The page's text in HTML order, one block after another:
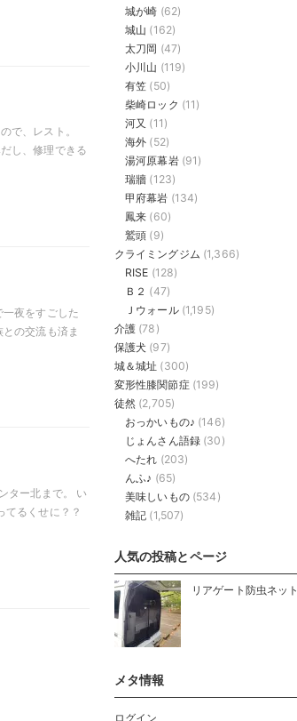
で、レスト。
し、修理できる
夜をすごした
の交流も済ま
ター北まで。 い
るくせに？？
城が崎 (62)
城山 (162)
太刀岡 (47)
小川山 (119)
有笠 (50)
柴崎ロック (11)
河又 (11)
海外 (52)
湯河原幕岩(91)
瑞牆 (123)
甲府幕岩 (134)
鳳来 (60)
鷲頭 (9)
クライミングジム (1,366)
RISE (128)
Ｂ２ (47)
Ｊウォール(1,195)
介護 (78)
保護犬 (97)
城＆城址 (300)
変形性膝関節症(199)
徒然 (2,705)
おっかいもの♪ (146)
じょんさん語録(30)
へたれ (203)
んふ♪ (65)
美味しいもの(534)
雑記 (1,507)
人気の投稿とページ
リアゲート防虫ネット
メタ情報
ログイン